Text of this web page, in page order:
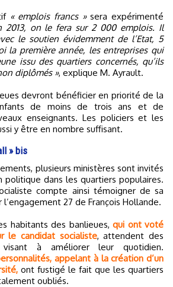
« emplois francs »sera expérimenté
2013, on le fera sur 2 000 emplois. Il
le soutien évidemment de l’Etat, 5
la première année, les entreprises qui
issu des quartiers concernés, qu’ils
diplômés », explique M. Ayrault.
devront bénéficier en priorité de la
de moins de trois ans et de
enseignants. Les policiers et les
y être en nombre suffisant.
» bis
politique dans les quartiers populaires.
compte ainsi témoigner de sa
27 de François Hollande.
habitants des banlieues, qui ont voté
le candidat socialiste, attendent des
visant à améliorer leur quotidien.
appelant à la création d’un
ont fustigé le fait que les quartiers
oubliés.